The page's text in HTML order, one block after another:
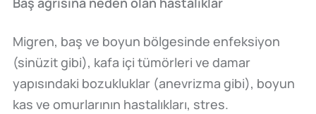
Migren, baş ve boyun bölgesinde enfeksiyon
(sinüzit gibi), kafa içi tümörleri ve damar
yapısındaki bozukluklar (anevrizma gibi), boyun
kas ve omurlarının hastalıkları, stres.